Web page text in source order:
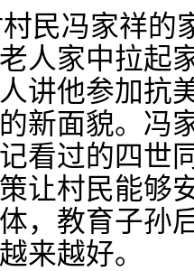
民冯家祥的
人家中拉起
讲他参加抗
新面貌。冯
看过的四世
让村民能够
，教育子孙
来越好。